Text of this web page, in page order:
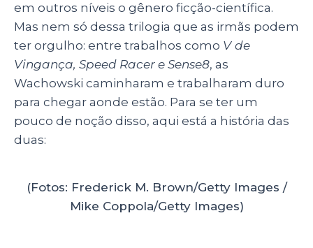
em outros níveis o gênero ficção-científica.
Mas nem só dessa trilogia que as irmãs podem
ter orgulho: entre trabalhos como V de
Vingança, Speed Racer e Sense8, as
Wachowski caminharam e trabalharam duro
para chegar aonde estão. Para se ter um
pouco de noção disso, aqui está a história das
duas:
(Fotos: Frederick M. Brown/Getty Images /
Mike Coppola/Getty Images)